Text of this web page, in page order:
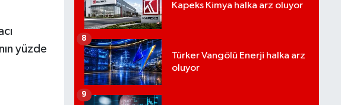
yüzde
Kapeks Kimya halka arz oluyor
Türker Vangölü Enerji halka arz
oluyor
8
9